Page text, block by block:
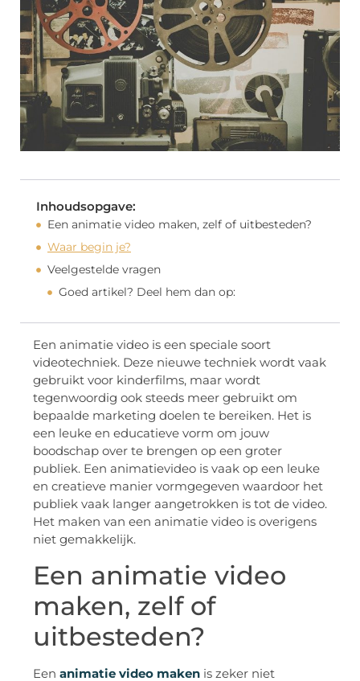
Inhoudsopgave:
Een animatie video maken, zelf of uitbesteden?
Waar begin je?
Veelgestelde vragen
Goed artikel? Deel hem dan op:
Een animatie video is een speciale soort
videotechniek. Deze nieuwe techniek wordt vaak
gebruikt voor kinderfilms, maar wordt
tegenwoordig ook steeds meer gebruikt om
bepaalde marketing doelen te bereiken. Het is
een leuke en educatieve vorm om jouw
boodschap over te brengen op een groter
publiek. Een animatievideo is vaak op een leuke
en creatieve manier vormgegeven waardoor het
publiek vaak langer aangetrokken is tot de video.
Het maken van een animatie video is overigens
niet gemakkelijk.
Een animatie video
maken, zelf of
uitbesteden?
Een animatie video maken is zeker niet